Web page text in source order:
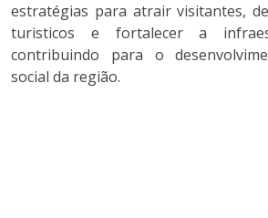
estratégias para atrair visitantes,
turisticos e fortalecer a
contribuindo para o
social da região.